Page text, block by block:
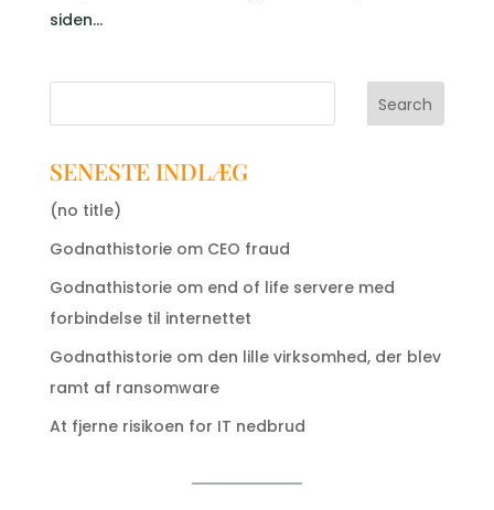
siden...
Search
SENESTE INDLÆG
(no title)
Godnathistorie om CEO fraud
Godnathistorie om end of life servere med
forbindelse til internettet
Godnathistorie om den lille virksomhed, der blev
ramt af ransomware
At fjerne risikoen for IT nedbrud